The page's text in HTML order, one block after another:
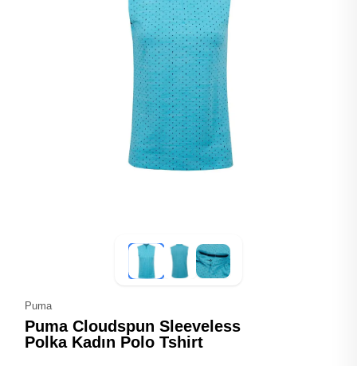
Puma
Puma Cloudspun Sleeveless
Polka Kadın Polo Tshirt